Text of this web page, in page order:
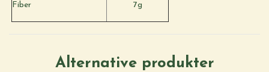
Fiber 7g
Alternative produkter